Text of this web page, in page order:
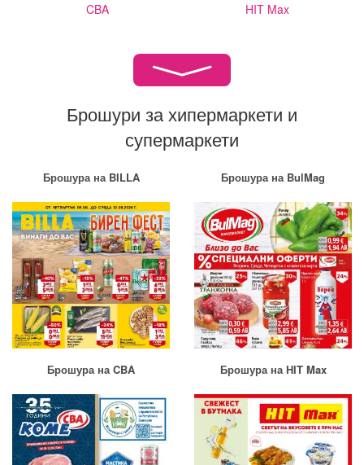
CBA HIT Max
Брошури за хипермаркети и
супермаркети
Брошура на BILLA Брошура на BulMag
Брошура на CBA Брошура на HIT Max